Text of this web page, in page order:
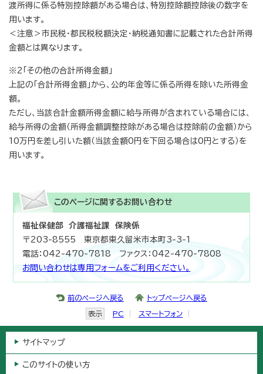
渡所得に係る特別控除額がある場合は、特別控除額控除後の数字を
用います。
＜注意＞市民税・都民税税額決定・納税通知書に記載された合計所得
金額とは異なります。
※2「その他の合計所得金額」
上記の「合計所得金額」から、公的年金等に係る所得を除いた所得金
額。
ただし、当該合計金額所得金額に給与所得が含まれている場合には、
給与所得の金額（所得金額調整控除がある場合は控除前の金額）から
10万円を差し引いた額（当該金額0円を下回る場合は0円とする）を
用います。
このページに関するお問い合わせ
福祉保健部 介護福祉課 保険係
〒203-8555 東京都東久留米市本町3-3-1
電話：042-470-7818 ファクス：042-470-7808
お問い合わせは専用フォームをご利用ください。
前のページへ戻る トップページへ戻る
表示 PC スマートフォン
サイトマップ
このサイトの使い方